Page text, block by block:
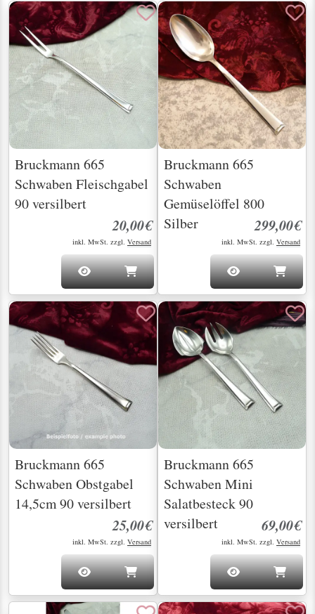
Bruckmann 665
Schwaben Fleischgabel
90 versilbert
20,00€
inkl. MwSt. zzgl. Versand
Bruckmann 665
Schwaben
Gemüselöffel 800
Silber
299,00€
inkl. MwSt. zzgl. Versand
Bruckmann 665
Schwaben Obstgabel
14,5cm 90 versilbert
25,00€
inkl. MwSt. zzgl. Versand
Bruckmann 665
Schwaben Mini
Salatbesteck 90
versilbert
69,00€
inkl. MwSt. zzgl. Versand